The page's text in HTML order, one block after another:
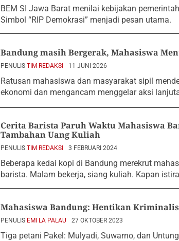
BEM SI Jawa Barat menilai kebijakan
Simbol “RIP Demokrasi” menjadi pesan utama.
Bandung masih Bergerak, Mahasiswa
PENULIS TIM REDAKSI 11 JUNI 2026
Ratusan mahasiswa dan masyarakat sipil
ekonomi dan mengancam menggelar aksi
Cerita Barista Paruh Waktu Mahasiswa
Tambahan Uang Kuliah
PENULIS TIM REDAKSI 3 FEBRUARI 2024
Beberapa kedai kopi di Bandung merekrut
barista. Malam bekerja, siang kuliah. Kapan
Mahasiswa Bandung: Hentikan
PENULIS EMI LA PALAU 27 OKTOBER 2023
Tiga petani Pakel: Mulyadi, Suwarno, dan